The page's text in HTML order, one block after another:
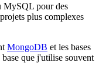
MySQL pour des
plus complexes
MongoDB et les bases
que j'utilise souvent